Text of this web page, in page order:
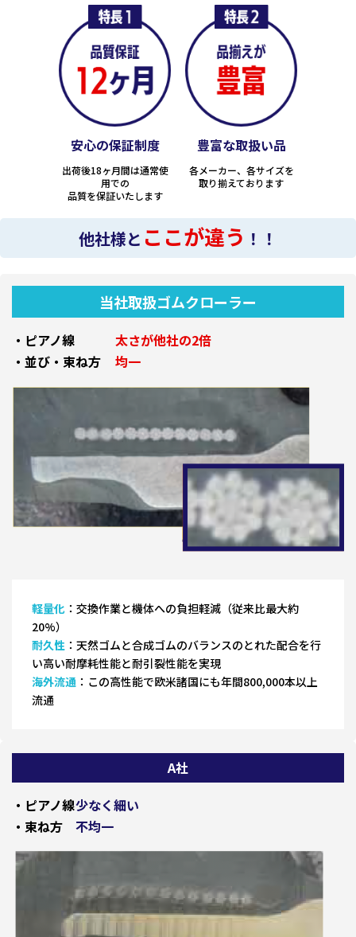
安心の保証制度
出荷後18ヶ月間は通常使
用での
品質を保証いたします
豊富な取扱い品
各メーカー、各サイズを
取り揃えております
他社様と ここが違う ！！
当社取扱ゴムクローラー
・ピアノ線
太さが他社の2倍
・並び・束ね方
均一
軽量化 ：交換作業と機体への負担軽減（従来比最大約
20%）
耐久性 ：天然ゴムと合成ゴムのバランスのとれた配合を行
い高い耐摩耗性能と耐引裂性能を実現
海外流通 ：この高性能で欧米諸国にも年間800,000本以上
流通
A社
・ピアノ線少なく細い
・束ね方
不均一